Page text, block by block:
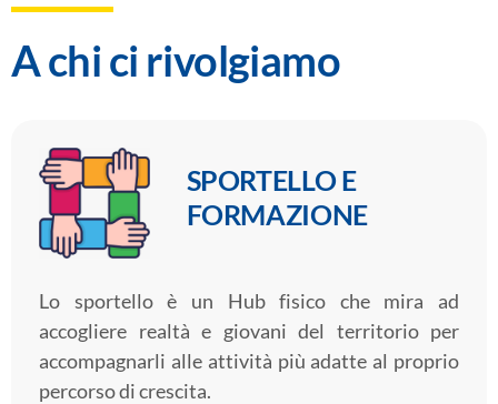
A chi ci rivolgiamo
SPORTELLO E
FORMAZIONE
Lo sportello è un Hub fisico che mira ad
accogliere realtà e giovani del territorio per
accompagnarli alle attività più adatte al proprio
percorso di crescita.